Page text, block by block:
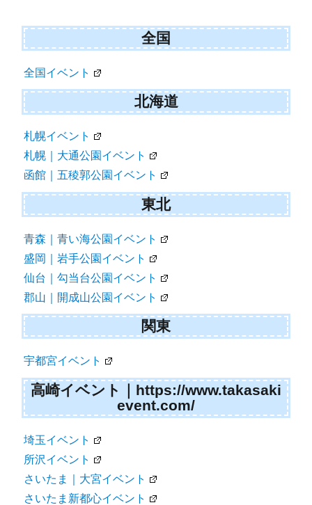
全国
全国イベント
北海道
札幌イベント
札幌｜大通公園イベント
函館｜五稜郭公園イベント
東北
青森｜青い海公園イベント
盛岡｜岩手公園イベント
仙台｜勾当台公園イベント
郡山｜開成山公園イベント
関東
宇都宮イベント
高崎イベント｜https://www.takasaki
event.com/
埼玉イベント
所沢イベント
さいたま｜大宮イベント
さいたま新都心イベント